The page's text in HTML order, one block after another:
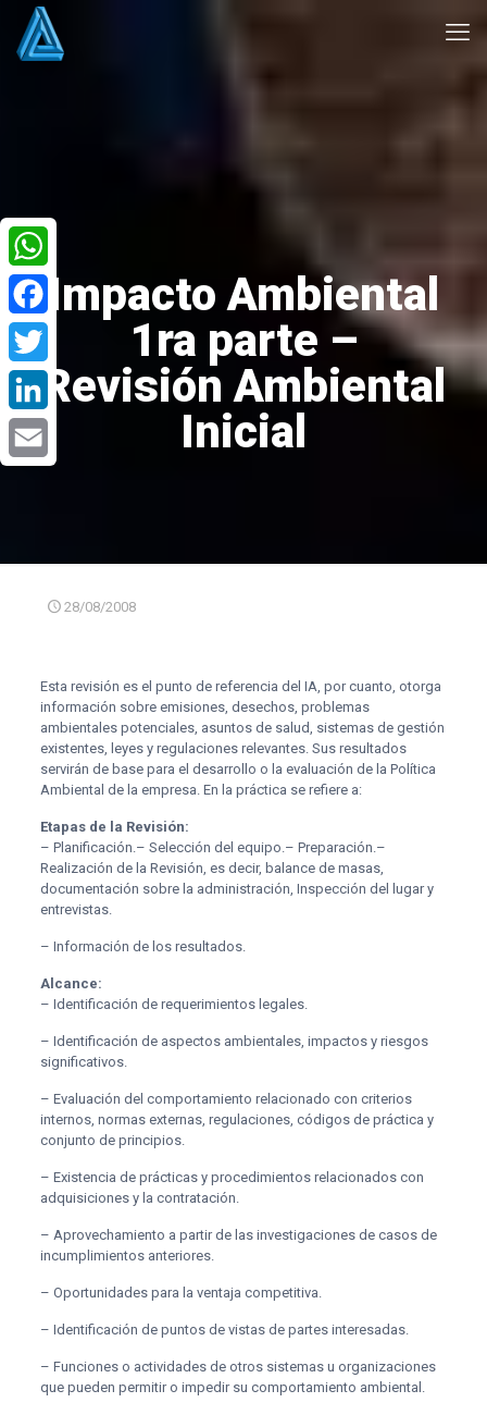
Impacto Ambiental
1ra parte –
Revisión Ambiental
Inicial
28/08/2008
Esta revisión es el punto de referencia del IA, por cuanto, otorga
información sobre emisiones, desechos, problemas
ambientales potenciales, asuntos de salud, sistemas de gestión
existentes, leyes y regulaciones relevantes. Sus resultados
servirán de base para el desarrollo o la evaluación de la Política
Ambiental de la empresa. En la práctica se refiere a:
Etapas de la Revisión:
– Planificación.– Selección del equipo.– Preparación.–
Realización de la Revisión, es decir, balance de masas,
documentación sobre la administración, Inspección del lugar y
entrevistas.
– Información de los resultados.
Alcance:
– Identificación de requerimientos legales.
– Identificación de aspectos ambientales, impactos y riesgos
significativos.
– Evaluación del comportamiento relacionado con criterios
internos, normas externas, regulaciones, códigos de práctica y
conjunto de principios.
– Existencia de prácticas y procedimientos relacionados con
adquisiciones y la contratación.
– Aprovechamiento a partir de las investigaciones de casos de
incumplimientos anteriores.
– Oportunidades para la ventaja competitiva.
– Identificación de puntos de vistas de partes interesadas.
– Funciones o actividades de otros sistemas u organizaciones
que pueden permitir o impedir su comportamiento ambiental.
WhatsApp
Facebook
Twitter
LinkedIn